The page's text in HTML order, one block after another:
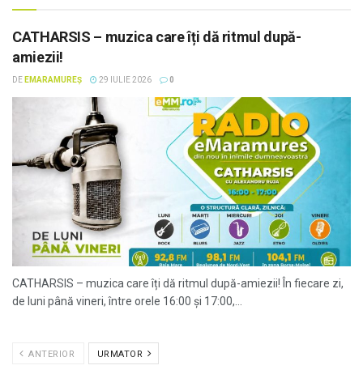
CATHARSIS – muzica care îți dă ritmul după-
amiezii!
DE EMARAMUREȘ 29 IULIE 2026 0
CATHARSIS – muzica care îți dă ritmul după-amiezii! În fiecare zi,
de luni până vineri, între orele 16:00 și 17:00,...
ANTERIOR URMATOR